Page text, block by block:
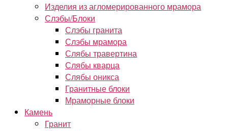
Изделия из агломерированного мрамора
Слэбы/Блоки
Слэбы гранита
Слэбы мрамора
Слябы травертина
Слябы кварца
Слябы оникса
Гранитные блоки
Мраморные блоки
Камень
Гранит